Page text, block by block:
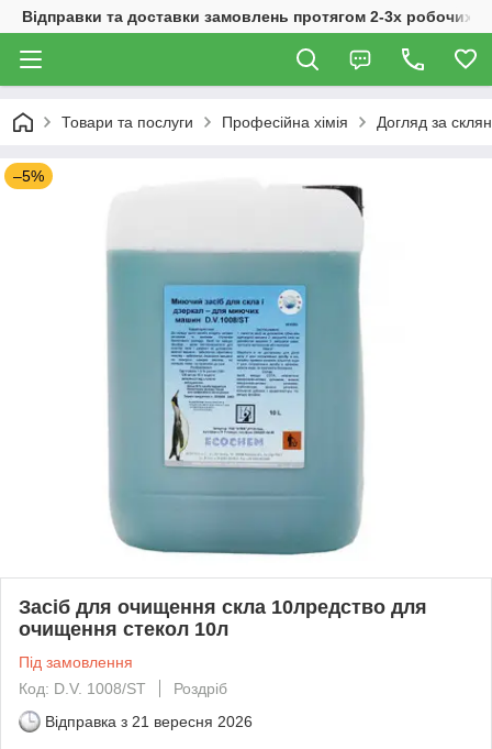
Відправки та доставки замовлень протягом 2-3х робочих
Товари та послуги Професійна хімія Догляд за
–5%
Засіб для очищення скла 10лредство для
очищення стекол 10л
Під замовлення
Код: D.V. 1008/ST
Роздріб
Відправка з 21 вересня 2026